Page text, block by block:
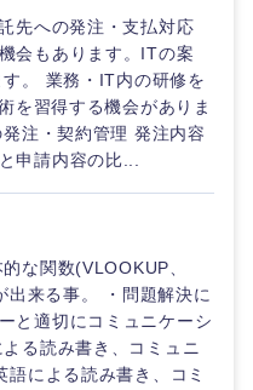
先への発注・支払対応
会もあります。ITの案
。 業務・IT内の研修を
を習得する機会がありま
注・契約管理 発注内容
申請内容の比...
な関数(VLOOKUP、
来る事。 ・問題解決に
と適切にコミュニケーシ
る読み書き、コミュニ
による読み書き、コミ